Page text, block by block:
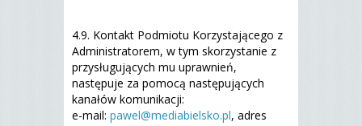
4.9. Kontakt Podmiotu Korzystającego z
Administratorem, w tym skorzystanie z
przysługujących mu uprawnień,
następuje za pomocą następujących
kanałów komunikacji:
e-mail: pawel@mediabielsko.pl, adres